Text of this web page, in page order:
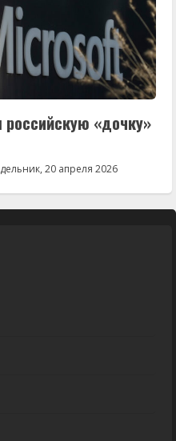
«дочку»
20 апреля 2026